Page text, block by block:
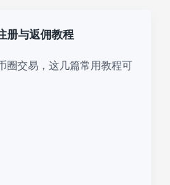
册与返佣教程
圈交易，这几篇常用教程可